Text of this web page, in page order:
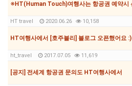
HT travel 2020.06.26 10,158
ht_travel 2017.07.05 11,619
[공지] 전세계 항공권 문의도 HT여행사에서